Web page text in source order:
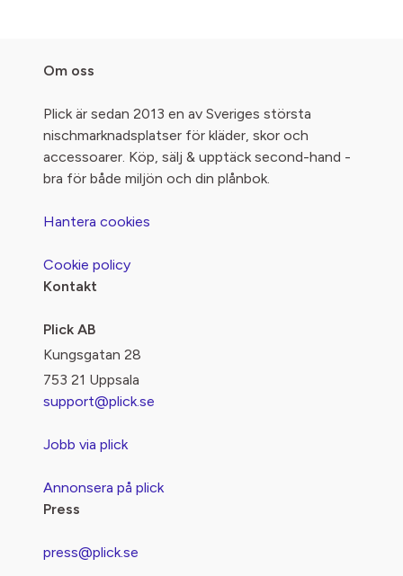
Om oss
Plick är sedan 2013 en av Sveriges största
nischmarknadsplatser för kläder, skor och
accessoarer. Köp, sälj & upptäck second-hand -
bra för både miljön och din plånbok.
Hantera cookies
Cookie policy
Kontakt
Plick AB
Kungsgatan 28
753 21 Uppsala
support@plick.se
Jobb via plick
Annonsera på plick
Press
press@plick.se